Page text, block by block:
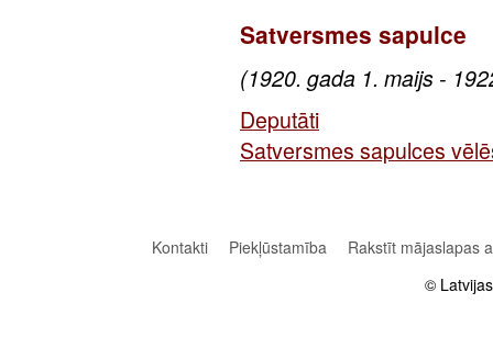
Satversmes sapulce
(1920. gada 1. maijs -
Deputāti
Satversmes sapulces
Kontakti Piekļūstamība
Rakstīt mājaslapas
©